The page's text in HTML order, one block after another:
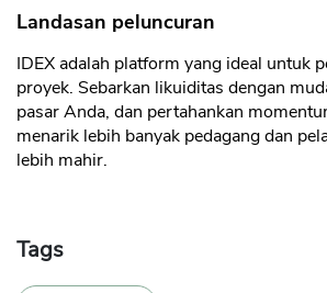
Landasan peluncuran
IDEX adalah platform yang ideal untuk
proyek. Sebarkan likuiditas dengan
pasar Anda, dan pertahankan
menarik lebih banyak pedagang dan
lebih mahir.
Tags